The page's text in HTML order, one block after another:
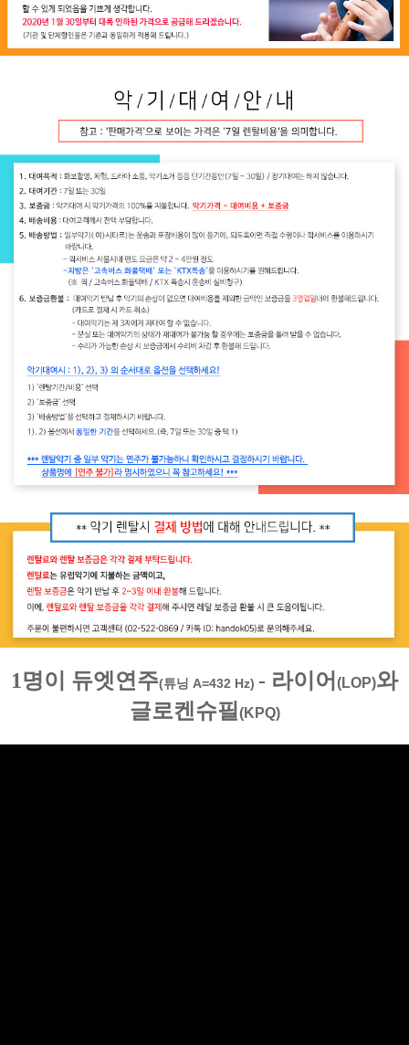
1명이 듀엣연주(튜닝 A=432 Hz) - 라이어 (LOP)와
글로켄슈필 (KPQ)